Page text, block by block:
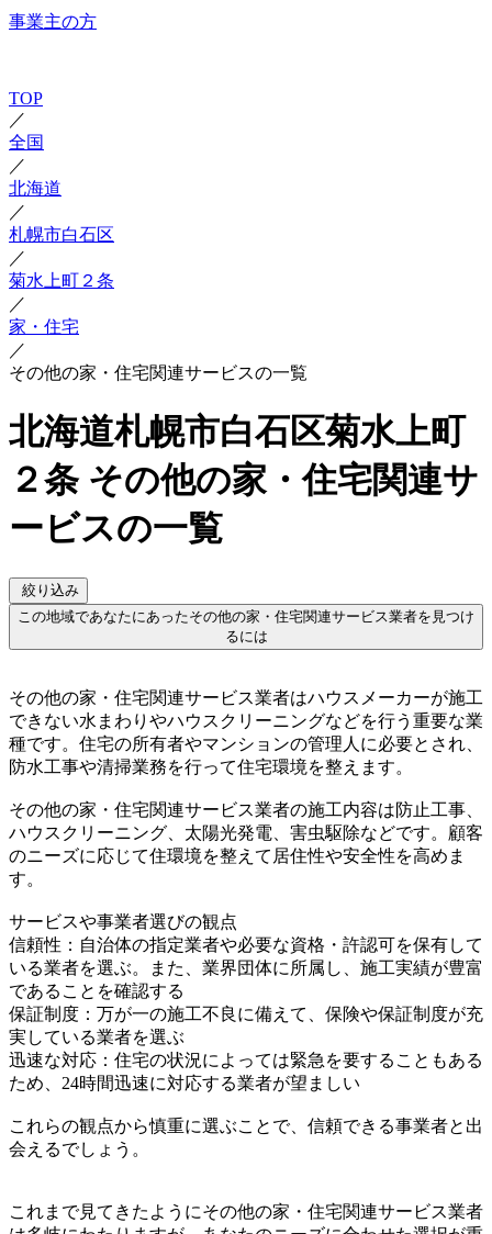
事業主の方
TOP
／
全国
／
北海道
／
札幌市白石区
／
菊水上町２条
／
家・住宅
／
その他の家・住宅関連サービスの一覧
北海道札幌市白石区菊水上町
２条 その他の家・住宅関連サ
ービスの一覧
絞り込み
この地域であなたにあったその他の家・住宅関連サービス業者を見つけ
るには
その他の家・住宅関連サービス業者はハウスメーカーが施工
できない水まわりやハウスクリーニングなどを行う重要な業
種です。住宅の所有者やマンションの管理人に必要とされ、
防水工事や清掃業務を行って住宅環境を整えます。
その他の家・住宅関連サービス業者の施工内容は防止工事、
ハウスクリーニング、太陽光発電、害虫駆除などです。顧客
のニーズに応じて住環境を整えて居住性や安全性を高めま
す。
サービスや事業者選びの観点
信頼性：自治体の指定業者や必要な資格・許認可を保有して
いる業者を選ぶ。また、業界団体に所属し、施工実績が豊富
であることを確認する
保証制度：万が一の施工不良に備えて、保険や保証制度が充
実している業者を選ぶ
迅速な対応：住宅の状況によっては緊急を要することもある
ため、24時間迅速に対応する業者が望ましい
これらの観点から慎重に選ぶことで、信頼できる事業者と出
会えるでしょう。
これまで見てきたようにその他の家・住宅関連サービス業者